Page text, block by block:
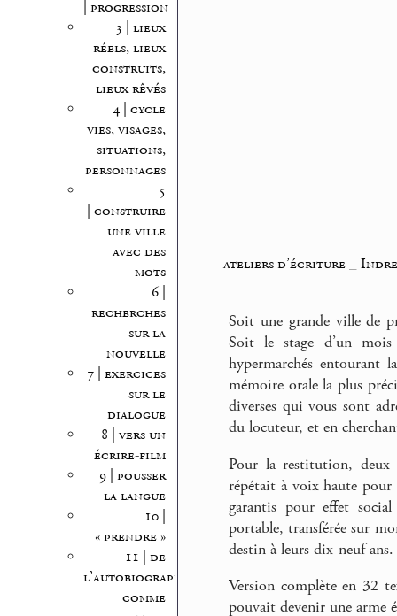
| progression
3 | lieux
réels, lieux
construits,
lieux rêvés
4 | cycle
vies, visages,
situations,
personnages
5
| construire
une ville
avec des
mots
6 |
recherches
sur la
nouvelle
7 | exercices
sur le
dialogue
8 | vers un
écrire-film
9 | pousser
la langue
10 |
« prendre »
11 | de
l’autobiographie
comme
ateliers d’écriture_
Soit une grande ville de
Soit le stage d’un mois
hypermarchés
mémoire orale la plus
diverses qui vous sont
du locuteur, et en
Pour la restitution, deux
répétait à voix haute
garantis pour effet
portable, transférée sur
destin à leurs dix-neuf ans.
Version complète en 32
pouvait devenir une arme